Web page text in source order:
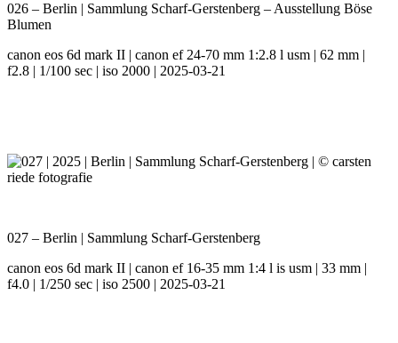
026 – Berlin | Sammlung Scharf-Gerstenberg – Ausstellung Böse
Blumen
canon eos 6d mark II | canon ef 24-70 mm 1:2.8 l usm | 62 mm |
f2.8 | 1/100 sec | iso 2000 | 2025-03-21
027 – Berlin | Sammlung Scharf-Gerstenberg
canon eos 6d mark II | canon ef 16-35 mm 1:4 l is usm | 33 mm |
f4.0 | 1/250 sec | iso 2500 | 2025-03-21